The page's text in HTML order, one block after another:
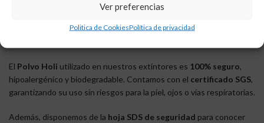
Ver preferencias
Politica de CookiesPolítica de privacidad
El Polvo Holi utilizado en nuestros extintores es 100% seguro,
hipoalergénico y biodegradable. Contamos con el certificado SGS,
garantizando su uso sin riesgos para la piel, ojos o vías respiratorias.
Además, disponemos de la hoja SDS de seguridad para conocer